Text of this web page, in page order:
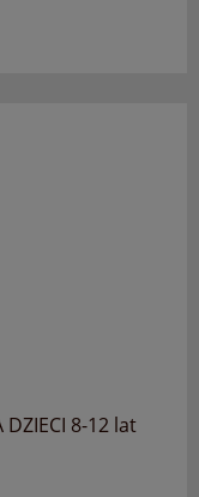
DZIECI 8-12 lat